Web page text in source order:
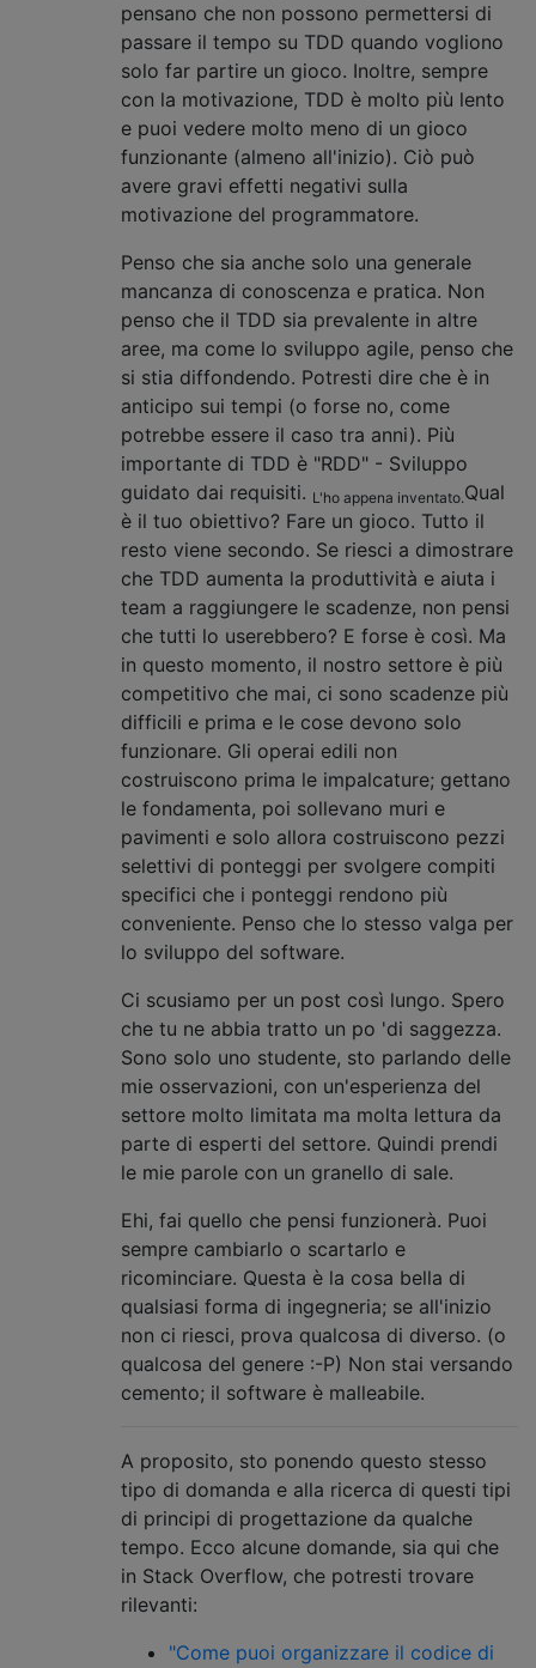
pensano che non possono permettersi di
passare il tempo su TDD quando vogliono
solo far partire un gioco. Inoltre, sempre
con la motivazione, TDD è molto più lento
e puoi vedere molto meno di un gioco
funzionante (almeno all'inizio). Ciò può
avere gravi effetti negativi sulla
motivazione del programmatore.
Penso che sia anche solo una generale
mancanza di conoscenza e pratica. Non
penso che il TDD sia prevalente in altre
aree, ma come lo sviluppo agile, penso che
si stia diffondendo. Potresti dire che è in
anticipo sui tempi (o forse no, come
potrebbe essere il caso tra anni). Più
importante di TDD è "RDD" - Sviluppo
guidato dai requisiti. L'ho appena inventato.Qual
è il tuo obiettivo? Fare un gioco. Tutto il
resto viene secondo. Se riesci a dimostrare
che TDD aumenta la produttività e aiuta i
team a raggiungere le scadenze, non pensi
che tutti lo userebbero? E forse è così. Ma
in questo momento, il nostro settore è più
competitivo che mai, ci sono scadenze più
difficili e prima e le cose devono solo
funzionare. Gli operai edili non
costruiscono prima le impalcature; gettano
le fondamenta, poi sollevano muri e
pavimenti e solo allora costruiscono pezzi
selettivi di ponteggi per svolgere compiti
specifici che i ponteggi rendono più
conveniente. Penso che lo stesso valga per
lo sviluppo del software.
Ci scusiamo per un post così lungo. Spero
che tu ne abbia tratto un po 'di saggezza.
Sono solo uno studente, sto parlando delle
mie osservazioni, con un'esperienza del
settore molto limitata ma molta lettura da
parte di esperti del settore. Quindi prendi
le mie parole con un granello di sale.
Ehi, fai quello che pensi funzionerà. Puoi
sempre cambiarlo o scartarlo e
ricominciare. Questa è la cosa bella di
qualsiasi forma di ingegneria; se all'inizio
non ci riesci, prova qualcosa di diverso. (o
qualcosa del genere :-P) Non stai versando
cemento; il software è malleabile.
A proposito, sto ponendo questo stesso
tipo di domanda e alla ricerca di questi tipi
di principi di progettazione da qualche
tempo. Ecco alcune domande, sia qui che
in Stack Overflow, che potresti trovare
rilevanti:
"Come puoi organizzare il codice di